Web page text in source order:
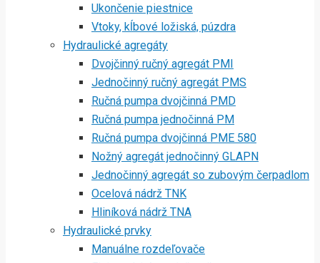
Ukončenie piestnice
Vtoky, kĺbové ložiská, púzdra
Hydraulické agregáty
Dvojčinný ručný agregát PMI
Jednočinný ručný agregát PMS
Ručná pumpa dvojčinná PMD
Ručná pumpa jednočinná PM
Ručná pumpa dvojčinná PME 580
Nožný agregát jednočinný GLAPN
Jednočinný agregát so zubovým čerpadlom
Ocelová nádrž TNK
Hliníková nádrž TNA
Hydraulické prvky
Manuálne rozdeľovače